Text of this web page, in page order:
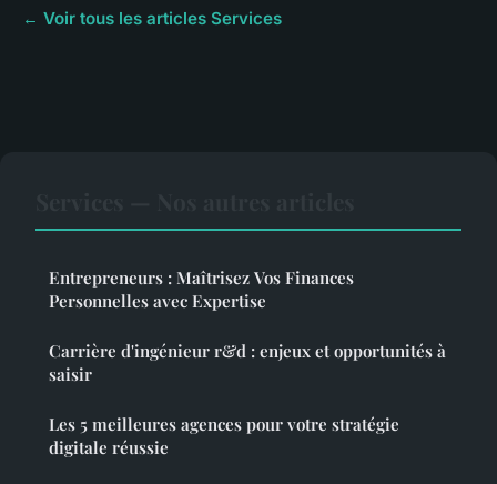
← Voir tous les articles Services
Entrepreneurs : Maîtrisez Vos Finances
Personnelles avec Expertise
Carrière d'ingénieur r&d : enjeux et opportunités à
saisir
Les 5 meilleures agences pour votre stratégie
digitale réussie